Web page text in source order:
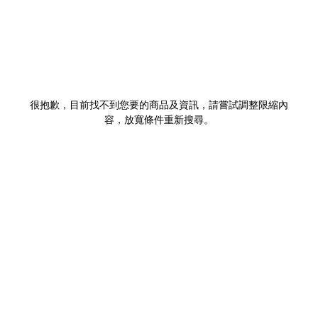
很抱歉，目前找不到您要的商品及資訊，請嘗試調整限縮內
容，放寬條件重新搜尋。